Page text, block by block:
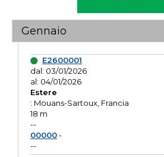
Gennaio
E2600001
dal: 03/01/2026
al: 04/01/2026
Estere
: Mouans-Sartoux, Francia
18 m
--
00000-
--